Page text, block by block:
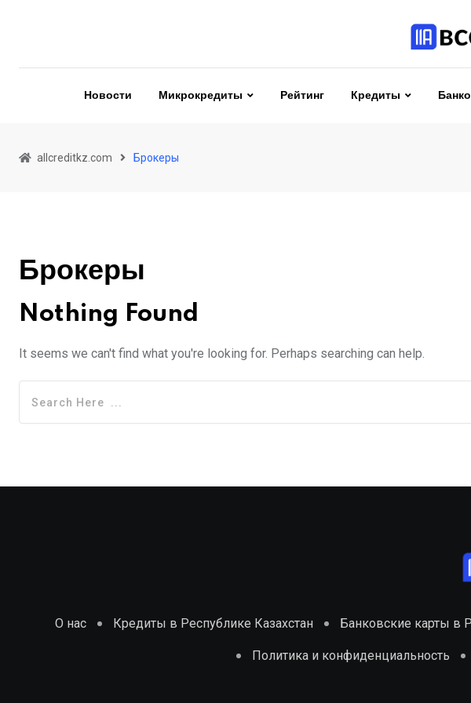
Новости Микрокредиты Рейтинг Кредиты
allcreditkz.com Брокеры
Брокеры
Nothing Found
It seems we can't find what you're looking for. Perhaps searching can help.
О нас Кредиты в Республике Казахстан Банковские карты в
Политика и конфиденциальность